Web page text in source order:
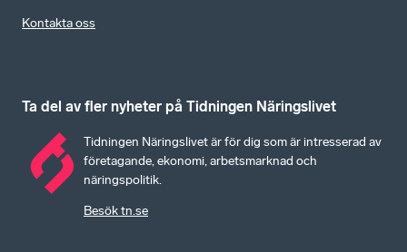
Kontakta oss
Ta del av fler nyheter på Tidningen Näringslivet
Tidningen Näringslivet är för dig som är intresserad av
företagande, ekonomi, arbetsmarknad och
näringspolitik.
Besök tn.se